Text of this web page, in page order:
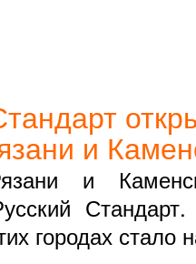
и
и
городах стало